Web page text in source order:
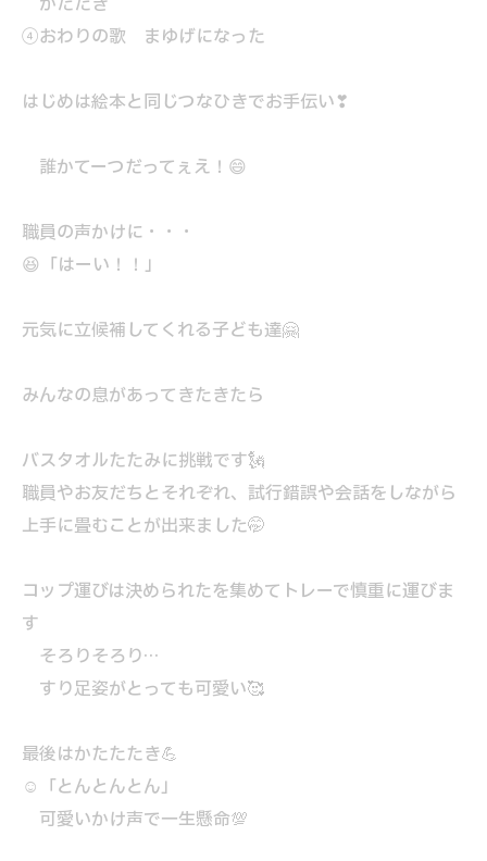
④おわりの歌 まゆげになった
はじめは絵本と同じつなひきでお手伝い❣
誰かてーつだってぇえ！😄
職員の声かけに・・・
😆「はーい！！」
元気に立候補してくれる子ども達🤗
みんなの息があってきたきたら
バスタオルたたみに挑戦です🗽
職員やお友だちとそれぞれ、試行錯誤や会話をしながら
上手に畳むことが出来ました🤭
コップ運びは決められたを集めてトレーで慎重に運びま
す
そろりそろり…
すり足姿がとっても可愛い🥰
最後はかたたたき💪
☺「とんとんとん」
可愛いかけ声で一生懸命💯